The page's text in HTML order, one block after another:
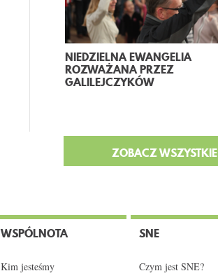
NIEDZIELNA EWANGELIA
ROZWAŻANA PRZEZ
GALILEJCZYKÓW
ZOBACZ WSZYSTKIE
WSPÓLNOTA
Kim jesteśmy
SNE
Czym jest SNE?